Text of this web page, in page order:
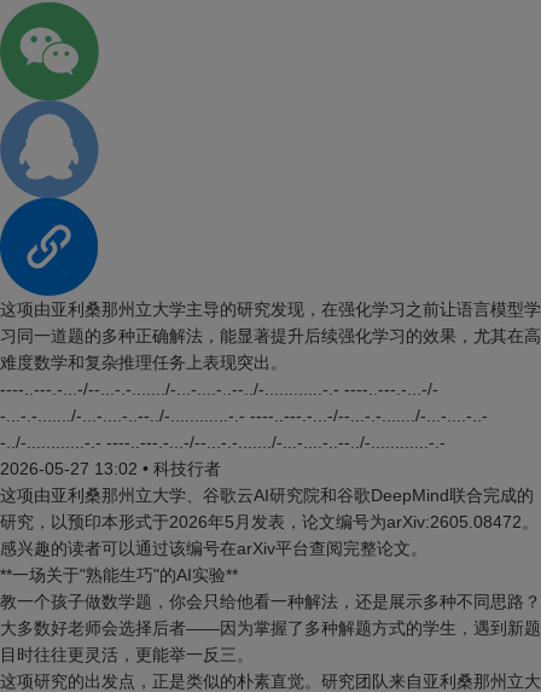
这项由亚利桑那州立大学主导的研究发现，在强化学习之前让语言模型学
习同一道题的多种正确解法，能显著提升后续强化学习的效果，尤其在高
难度数学和复杂推理任务上表现突出。
----..---.-...-/--...-.-......./-...-....-..--../-............-.- ----..---.-...-/-
-...-.-......./-...-....-..--../-............-.- ----..---.-...-/--...-.-......./-...-....-..-
-../-............-.- ----..---.-...-/--...-.-......./-...-....-..--../-............-.-
2026-05-27 13:02 • 科技行者
这项由亚利桑那州立大学、谷歌云AI研究院和谷歌DeepMind联合完成的
研究，以预印本形式于2026年5月发表，论文编号为arXiv:2605.08472。
感兴趣的读者可以通过该编号在arXiv平台查阅完整论文。
**一场关于"熟能生巧"的AI实验**
教一个孩子做数学题，你会只给他看一种解法，还是展示多种不同思路？
大多数好老师会选择后者——因为掌握了多种解题方式的学生，遇到新题
目时往往更灵活，更能举一反三。
这项研究的出发点，正是类似的朴素直觉。研究团队来自亚利桑那州立大